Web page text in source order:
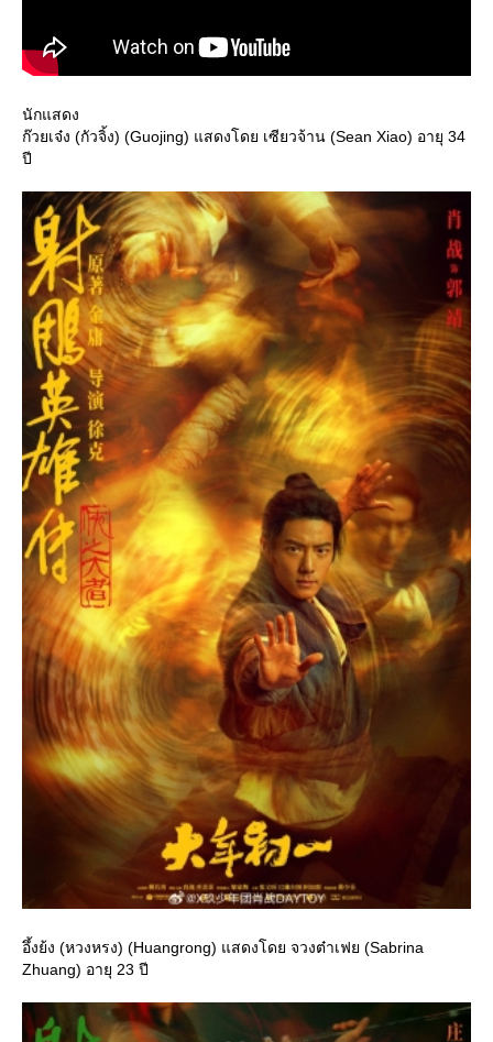
นักแสดง
ก๊วยเจ๋ง (กัวจิ้ง) (Guojing) แสดงโดย เซียวจ้าน (Sean Xiao) อายุ 34
ปี
อึ้งย้ง (หวงหรง) (Huangrong) แสดงโดย จวงต๋าเฟย (Sabrina
Zhuang) อายุ 23 ปี